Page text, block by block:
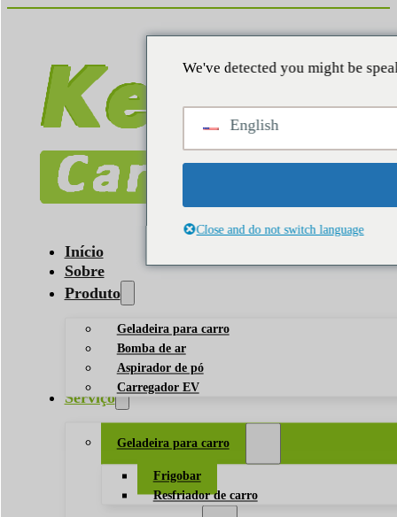
Início
Sobre
Produto
Geladeira para carro
Bomba de ar
Aspirador de pó
Carregador EV
Serviço
Geladeira para carro
Frigobar
Resfriador de carro
We've detected you might be
English
Close and do not switch language